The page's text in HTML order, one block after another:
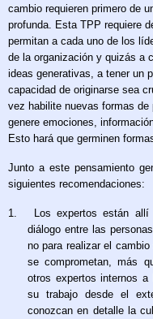
cambio requieren primero de
profunda. Esta TPP requiere
permitan a cada uno de los
de la organización y quizás a
ideas generativas, a tener un
capacidad de originarse sea
vez habilite nuevas formas
genere emociones,
Esto hará que germinen
Junto a este pensamiento
siguientes recomendaciones:
1.
Los expertos están
diálogo entre las
no para realizar el
se comprometan, más
otros expertos internos a
su trabajo desde el
conozcan en detalle la